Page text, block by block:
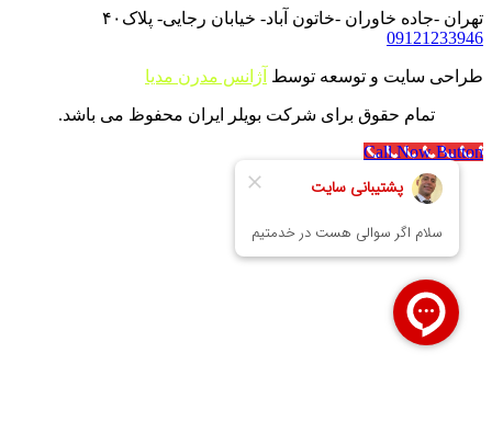
تهران -جاده خاوران -خاتون آباد- خیابان رجایی- پلاک۴۰
09121233946
طراحی سایت و توسعه توسط آژانس مدرن مدیا
تمام حقوق برای شرکت بویلر ایران محفوظ می باشد.
Call Now Button